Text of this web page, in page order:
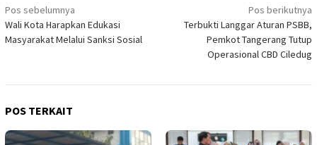
Navigasi
pos
Pos sebelumnya
Wali Kota Harapkan Edukasi
Masyarakat Melalui Sanksi Sosial
Pos berikutnya
Terbukti Langgar Aturan PSBB,
Pemkot Tangerang Tutup
Operasional CBD Ciledug
POS TERKAIT